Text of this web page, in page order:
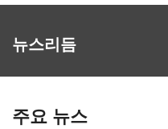
뉴스리듬
주요 뉴스